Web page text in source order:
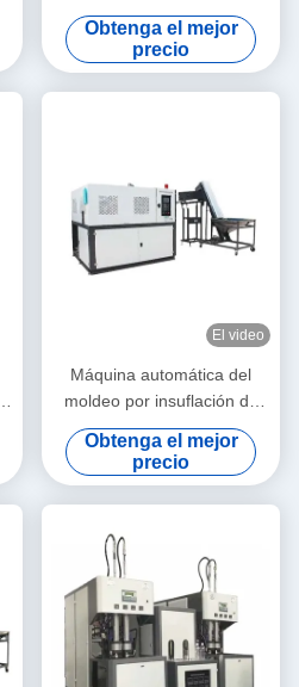
del ANIMAL DOMÉSTICO
del manual que sopla 5L
Obtenga el mejor
precio
El video
Máquina automática del
moldeo por insuflación de
aire comprimido de la botella
de agua para la botella
plástica 5l
Obtenga el mejor
precio